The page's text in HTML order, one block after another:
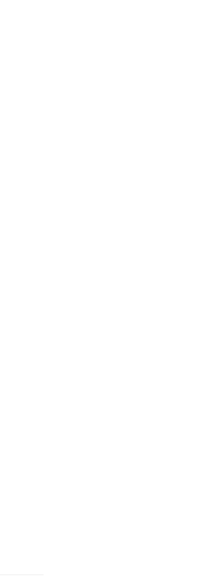
了承ください。
をご了承くださ
ようお願いしま
にご登録され
とをご了承くだ
ず変更すること
下、フタル酸ジブチ
はありません。
品に未対応品が
年1月12日よ
) : 1000ppm、
、
ない年数を意
可)を取得する
要な手段を講じ
これらの製造装
通知します。
、取り引きをい
ムロン制御